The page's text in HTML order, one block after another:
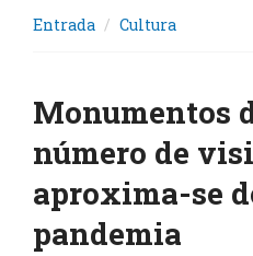
Entrada Cultura
Monumentos
número de
aproxima-se
pandemia